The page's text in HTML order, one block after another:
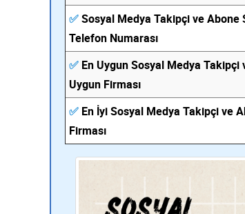
✅Sosyal Medya Takipçi ve Abone
Telefon Numarası
✅ En Uygun Sosyal Medya Takipçi
Uygun Firması
✅ En İyi Sosyal Medya Takipçi ve
Firması